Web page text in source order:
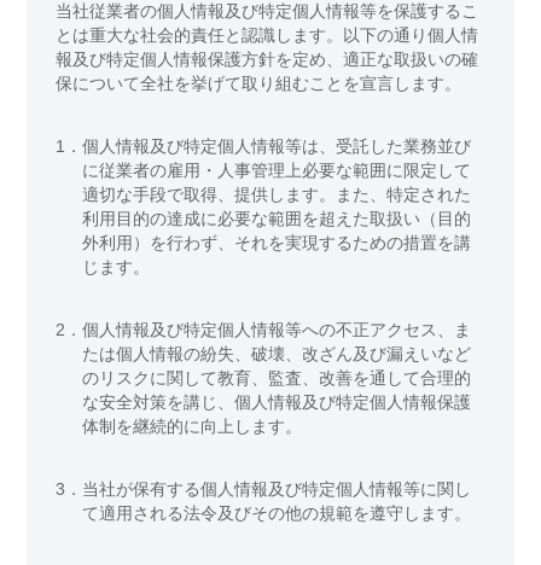
当社従業者の個人情報及び特定個人情報等を保護するこ
とは重大な社会的責任と認識します。以下の通り個人情
報及び特定個人情報保護方針を定め、適正な取扱いの確
保について全社を挙げて取り組むことを宣言します。
1．個人情報及び特定個人情報等は、受託した業務並び
に従業者の雇用・人事管理上必要な範囲に限定して
適切な手段で取得、提供します。また、特定された
利用目的の達成に必要な範囲を超えた取扱い（目的
外利用）を行わず、それを実現するための措置を講
じます。
2．個人情報及び特定個人情報等への不正アクセス、ま
たは個人情報の紛失、破壊、改ざん及び漏えいなど
のリスクに関して教育、監査、改善を通して合理的
な安全対策を講じ、個人情報及び特定個人情報保護
体制を継続的に向上します。
3． 当社が保有する個人情報及び特定個人情報等に関し
て適用される法令及びその他の規範を遵守します。